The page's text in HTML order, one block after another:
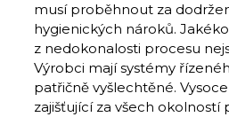
musí proběhnout za
hygienických nároků.
z nedokonalosti procesu
Výrobci mají systémy
patřičně vyšlechtěné.
zajišťující za všech okolností